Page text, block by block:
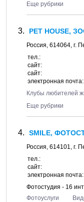
Еще рубрики
PET HOUSE,
Россия, 614064, г.
тел.:
сайт:
сайт:
электронная почта:
Клубы любителей
Еще рубрики
SMILE,
Россия, 614101, г.
тел.:
сайт:
электронная почта:
Фотостудия - 16
Фотоуслуги